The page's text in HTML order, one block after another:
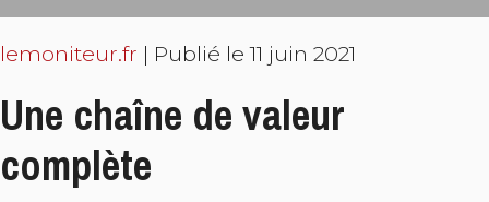
lemoniteur.fr | Publié le 11 juin 2021
Une chaîne de valeur
complète